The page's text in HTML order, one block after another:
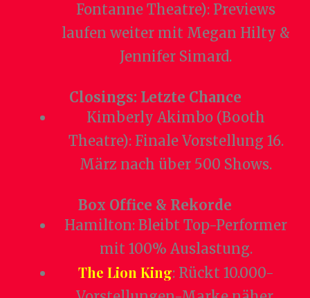
Fontanne Theatre): Previews
laufen weiter mit Megan Hilty &
Jennifer Simard.
Closings: Letzte Chance
Kimberly Akimbo (Booth
Theatre): Finale Vorstellung 16.
März nach über 500 Shows.
Box Office & Rekorde
Hamilton: Bleibt Top-Performer
mit 100% Auslastung.
The Lion King: Rückt 10.000-